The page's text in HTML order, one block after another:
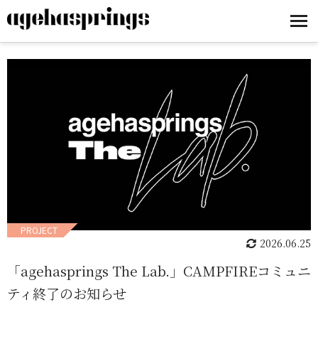
PROJECT
2026.06.25
「agehasprings The Lab.」CAMPFIREコミュニ
ティ終了のお知らせ